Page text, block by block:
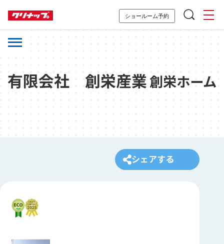
ショールーム予約
有限会社 創栄産業創栄ホーム
シェアする